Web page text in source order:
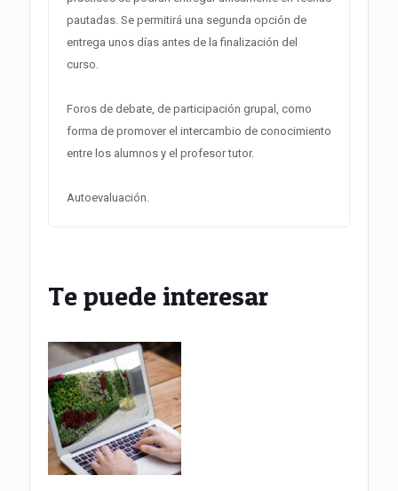
pautadas. Se permitirá una segunda opción de
entrega unos días antes de la finalización del
curso.
Foros de debate, de participación grupal, como
forma de promover el intercambio de conocimiento
entre los alumnos y el profesor tutor.
Autoevaluación.
Te puede interesar